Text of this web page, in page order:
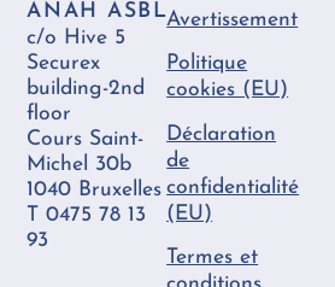
ANAH ASBL
c/o Hive 5
Securex
building-2nd
floor
Cours Saint-
Michel 30b
1040 Bruxelles
T 0475 78 13
93
Avertissement
Politique
cookies (EU)
Déclaration
de
confidentialité
(EU)
Termes et